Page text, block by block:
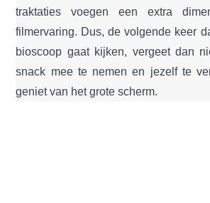
traktaties voegen een extra
filmervaring. Dus, de volgende keer
bioscoop gaat kijken, vergeet dan
snack mee te nemen en jezelf te
geniet van het grote scherm.